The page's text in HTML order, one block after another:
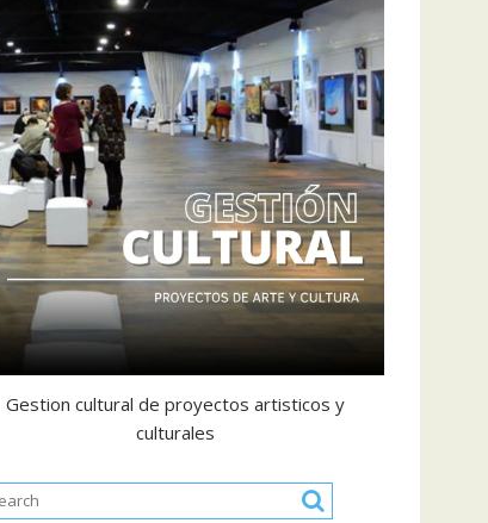
Gestion cultural de proyectos artisticos y
culturales